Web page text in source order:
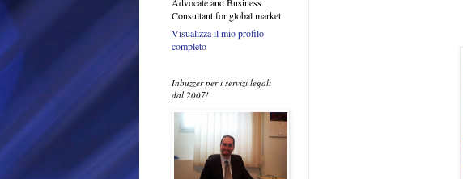
Advocate and Business
Consultant for global market.
Visualizza il mio profilo
completo
Inbuzzer per i servizi legali
dal 2007!